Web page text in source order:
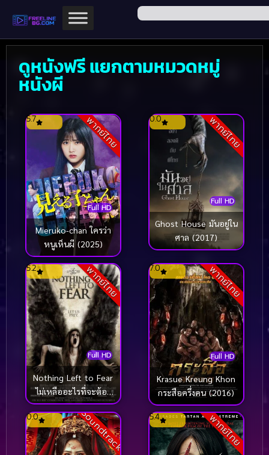
ดูหนังฟรี แยกตามหมวดหมู่
หนังผี
พากย์ไทย
Full HD
5.7
Mieruko-chan ใครว่า
หนูเห็นผี (2025)
พากย์ไทย
Full HD
0.0
Ghost House มันอยู่ใน
ศาล (2017)
พากย์ไทย
Full HD
5.2
Nothing Left to Fear
ไม่เหลืออะไรที่จะต้อง
กลัว [ซับไทย] (2013)
พากย์ไทย
Full HD
7.0
Krasue Kreung Khon
กระสือครึ่งคน (2016)
Soundtrack
0.0 พากย์ไทย
5.4